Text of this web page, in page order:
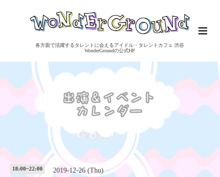
各方面で活躍するタレントに会えるアイドル・タレントカフェ 渋谷
WonderGroundの公式HP
18:00~22:00 2019-12-26 (Thu)